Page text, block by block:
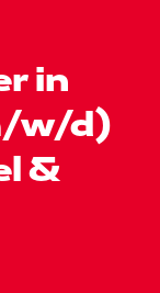
in
w/d)
&